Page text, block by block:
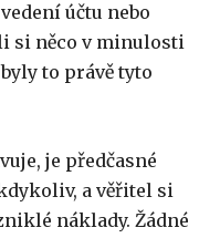
účtu nebo
si něco v minulosti
to právě tyto
je předčasné
a věřitel si
náklady. Žádné